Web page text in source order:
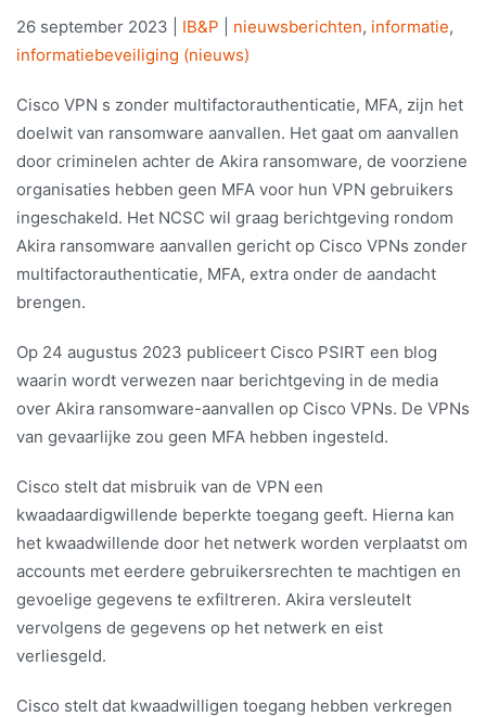
26 september 2023 IB&P nieuwsberichten, informatie,
informatiebeveiliging (nieuws)
Cisco VPN s zonder multifactorauthenticatie, MFA, zijn het
doelwit van ransomware aanvallen. Het gaat om aanvallen
door criminelen achter de Akira ransomware, de voorziene
organisaties hebben geen MFA voor hun VPN gebruikers
ingeschakeld. Het NCSC wil graag berichtgeving rondom
Akira ransomware aanvallen gericht op Cisco VPNs zonder
multifactorauthenticatie, MFA, extra onder de aandacht
brengen.
Op 24 augustus 2023 publiceert Cisco PSIRT een blog
waarin wordt verwezen naar berichtgeving in de media
over Akira ransomware-aanvallen op Cisco VPNs. De VPNs
van gevaarlijke zou geen MFA hebben ingesteld.
Cisco stelt dat misbruik van de VPN een
kwaadaardigwillende beperkte toegang geeft. Hierna kan
het kwaadwillende door het netwerk worden verplaatst om
accounts met eerdere gebruikersrechten te machtigen en
gevoelige gegevens te exfiltreren. Akira versleutelt
vervolgens de gegevens op het netwerk en eist
verliesgeld.
Cisco stelt dat kwaadwilligen toegang hebben verkregen